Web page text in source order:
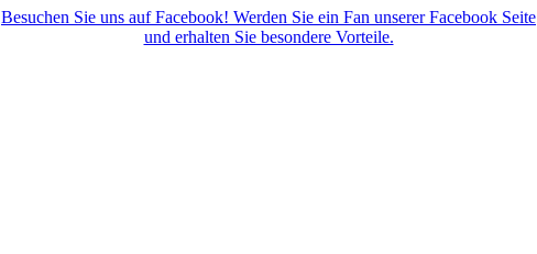
Besuchen Sie uns auf Facebook! Werden Sie ein Fan unserer Facebook Seite
und erhalten Sie besondere Vorteile.